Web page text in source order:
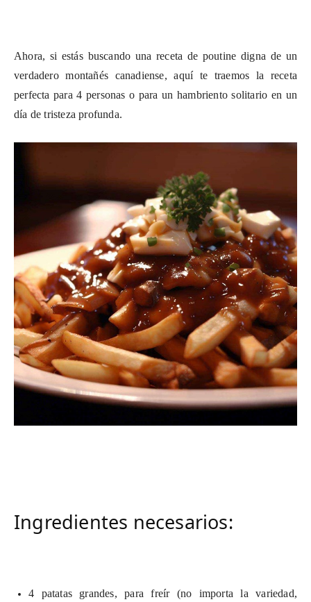
Ahora, si estás buscando una receta de poutine digna de un
verdadero montañés canadiense, aquí te traemos la receta
perfecta para 4 personas o para un hambriento solitario en un
día de tristeza profunda.
Ingredientes necesarios:
4 patatas grandes, para freír (no importa la variedad,